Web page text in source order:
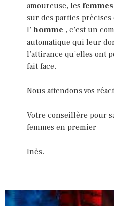
amoureuse, les femmes
sur des parties précises
l’ homme , c’est un
automatique qui leur
l’attirance qu’elles ont
fait face.
Nous attendons vos
Votre conseillère pour
femmes en premier
Inès.